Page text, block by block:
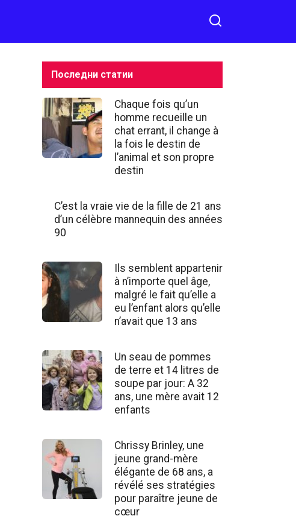
Последни статии
Chaque fois qu’un
homme recueille un
chat errant, il change à
la fois le destin de
l’animal et son propre
destin
C’est la vraie vie de la fille de 21 ans
d’un célèbre mannequin des années
90
Ils semblent appartenir
à n’importe quel âge,
malgré le fait qu’elle a
eu l’enfant alors qu’elle
n’avait que 13 ans
Un seau de pommes
de terre et 14 litres de
soupe par jour: A 32
ans, une mère avait 12
enfants
Chrissy Brinley, une
jeune grand-mère
élégante de 68 ans, a
révélé ses stratégies
pour paraître jeune de
cœur
du monde
naturel, qui
n’a rien de